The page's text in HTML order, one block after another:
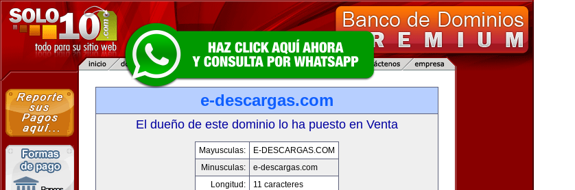
e-descargas.com
El dueño de este dominio lo ha puesto en Venta
Mayusculas:
E-DESCARGAS.COM
Minusculas:
e-descargas.com
Longitud:
11 caracteres